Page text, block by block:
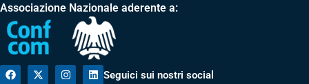
Associazione Nazionale aderente a:
Seguici sui nostri social